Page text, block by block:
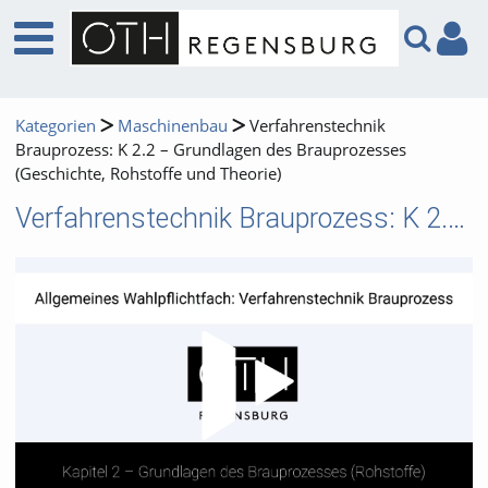
Kategorien Maschinenbau
Verfahrenstechnik
Brauprozess: K 2.2 – Grundlagen des Brauprozesses
(Geschichte, Rohstoffe und Theorie)
Verfahrenstechnik Brauprozess: K 2.2 – Grundlagen des Brauprozesses (Geschichte, Rohstoffe und Theorie)